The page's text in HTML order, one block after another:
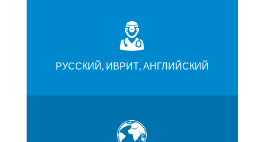
РУССКИЙ, ИВРИТ, АНГЛИЙСКИЙ